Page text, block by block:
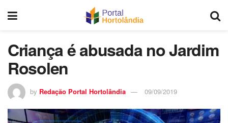
Criança é abusada no Jardim
Rosolen
by Redação Portal Hortolândia 09/09/2019